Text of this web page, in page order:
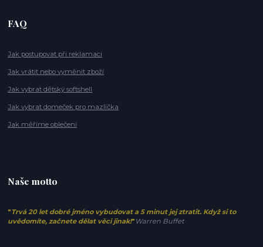
FAQ
Jak postupovat při reklamaci
Jak vrátit nebo vyměnit zboží
Jak vybrat dětský softshell
Jak vybrat domeček pro mazlíčka
Jak měříme oblečení
Naše motto
" Trvá 20 let dobré jméno vybudovat a 5 minut jej ztratit. Když si to
uvědomíte, začnete dělat věci jinak!" Warren Buffet